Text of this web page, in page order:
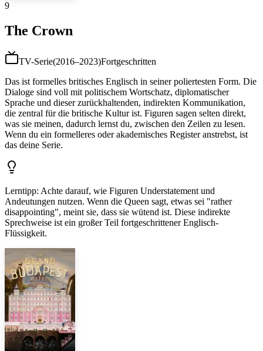
9
The Crown
TV-Serie(2016–2023)Fortgeschritten
Das ist formelles britisches Englisch in seiner poliertesten Form. Die
Dialoge sind voll mit politischem Wortschatz, diplomatischer
Sprache und dieser zurückhaltenden, indirekten Kommunikation,
die zentral für die britische Kultur ist. Figuren sagen selten direkt,
was sie meinen, dadurch lernst du, zwischen den Zeilen zu lesen.
Wenn du ein formelleres oder akademisches Register anstrebst, ist
das deine Serie.
Lerntipp: Achte darauf, wie Figuren Understatement und
Andeutungen nutzen. Wenn die Queen sagt, etwas sei "rather
disappointing", meint sie, dass sie wütend ist. Diese indirekte
Sprechweise ist ein großer Teil fortgeschrittener Englisch-
Flüssigkeit.